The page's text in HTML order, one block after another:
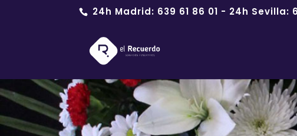
24h Madrid: 639 61 86 01 - 24h Sevilla: